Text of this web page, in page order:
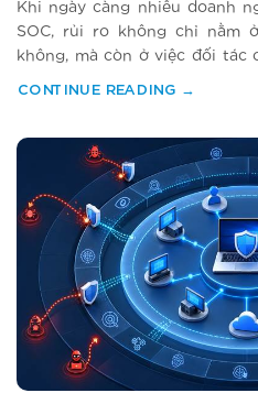
Khi ngày càng nhiều doanh
SOC, rủi ro không chỉ nằm
không, mà còn ở việc đối tác
CONTINUE READING →